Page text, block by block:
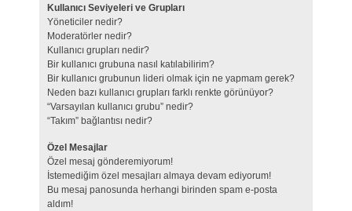
Kullanıcı Seviyeleri ve Grupları
Yöneticiler nedir?
Moderatörler nedir?
Kullanıcı grupları nedir?
Bir kullanıcı grubuna nasıl katılabilirim?
Bir kullanıcı grubunun lideri olmak için ne yapmam gerek?
Neden bazı kullanıcı grupları farklı renkte görünüyor?
“Varsayılan kullanıcı grubu” nedir?
“Takım” bağlantısı nedir?
Özel Mesajlar
Özel mesaj gönderemiyorum!
İstemediğim özel mesajları almaya devam ediyorum!
Bu mesaj panosunda herhangi birinden spam e-posta
aldım!